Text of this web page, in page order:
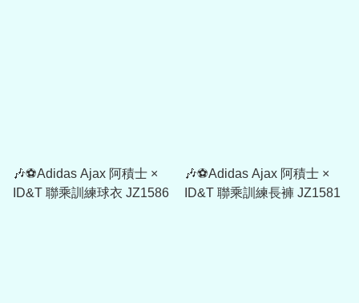
🎶⚽Adidas Ajax 阿積士 ×
ID&T 聯乘訓練球衣 JZ1586
🎶⚽Adidas Ajax 阿積士 ×
ID&T 聯乘訓練長褲 JZ1581